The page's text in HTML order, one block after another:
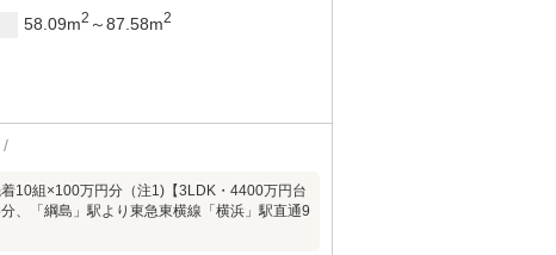
58.09m2 ～87.58m2
10組×100万円分（注1)【3LDK・4400万円台
、「綱島」駅より東急東横線「横浜」駅直通9